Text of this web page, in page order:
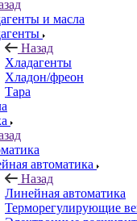
и масла
Назад
Хладагенты
Хладон/фреон
Тара
автоматика
Назад
Линейная автоматика
Терморегулирующие